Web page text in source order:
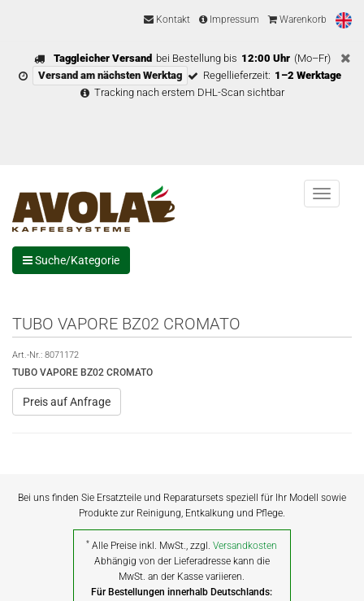
Kontakt Impressum Warenkorb
Taggleicher Versand bei Bestellung bis 12:00 Uhr (Mo–Fr)
Versand am nächsten Werktag
Regellieferzeit: 1–2 Werktage
Tracking nach erstem DHL-Scan sichtbar
Menu
Suche/Kategorie
TUBO VAPORE BZ02 CROMATO
Art.-Nr.: 8071172
TUBO VAPORE BZ02 CROMATO
Preis auf Anfrage
Bei uns finden Sie Ersatzteile und Reparatursets speziell für Ihr Modell sowie
Produkte zur Reinigung, Entkalkung und Pflege.
* Alle Preise inkl. MwSt., zzgl.Versandkosten
Abhängig von der Lieferadresse kann die
MwSt. an der Kasse variieren.
Für Bestellungen innerhalb Deutschlands: